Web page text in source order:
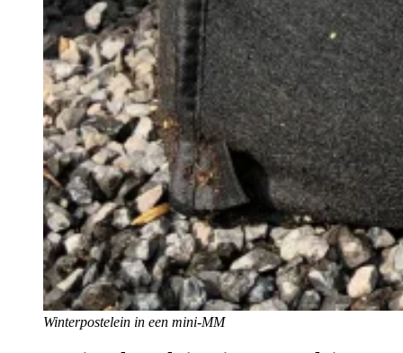
Winterpostelein in een mini-MM